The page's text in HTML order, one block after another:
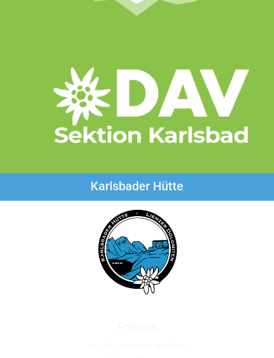
Karlsbader Hütte